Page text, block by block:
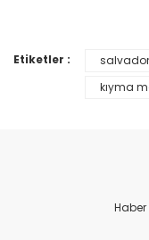
Bu ürünün fiyat bilgisi,
Görüş ve önerileriniz
Ürün bilgilerinde
Ürün fiyatı diğer
Etiketler : salvador
kıyma